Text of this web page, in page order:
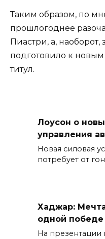
Таким образом, по
прошлогоднее
Пиастри, а, наоборот,
подготовило к
титул.
Лоусон о
управления
Новая силовая
потребует от
Хаджар:
одной победе
На презентации